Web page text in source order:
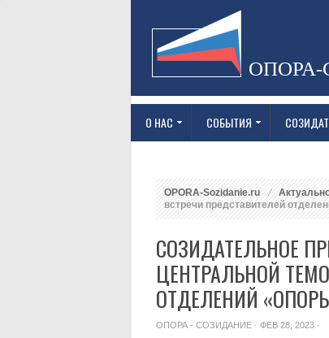
О НАС СОБЫТИЯ
OPORA-Sozidanie.ru
встречи представителей
СОЗИДАТЕЛЬНОЕ
ЦЕНТРАЛЬНОЙ
ОТДЕЛЕНИЙ
ОПОРА - СОЗИДАНИЕ · ФЕВ 28, 2023 ·